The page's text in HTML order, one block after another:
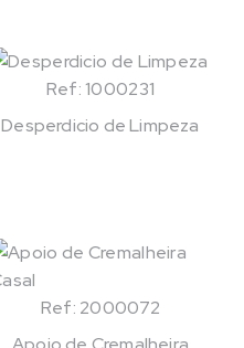
Ref: 1000231
Desperdicio de Limpeza
Ref: 2000072